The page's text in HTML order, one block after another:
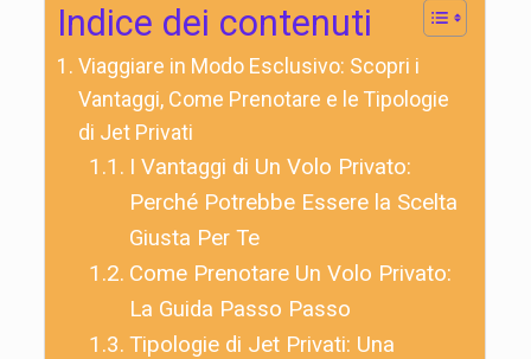
Indice dei contenuti
Viaggiare in Modo Esclusivo: Scopri i
Vantaggi, Come Prenotare e le Tipologie
di Jet Privati
I Vantaggi di Un Volo Privato:
Perché Potrebbe Essere la Scelta
Giusta Per Te
Come Prenotare Un Volo Privato:
La Guida Passo Passo
Tipologie di Jet Privati: Una